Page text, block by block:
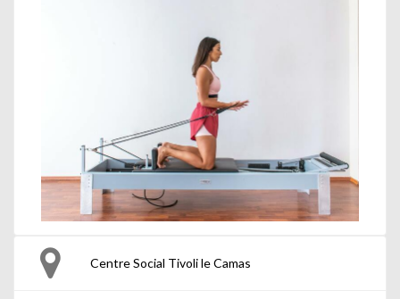
Centre Social Tivoli le Camas